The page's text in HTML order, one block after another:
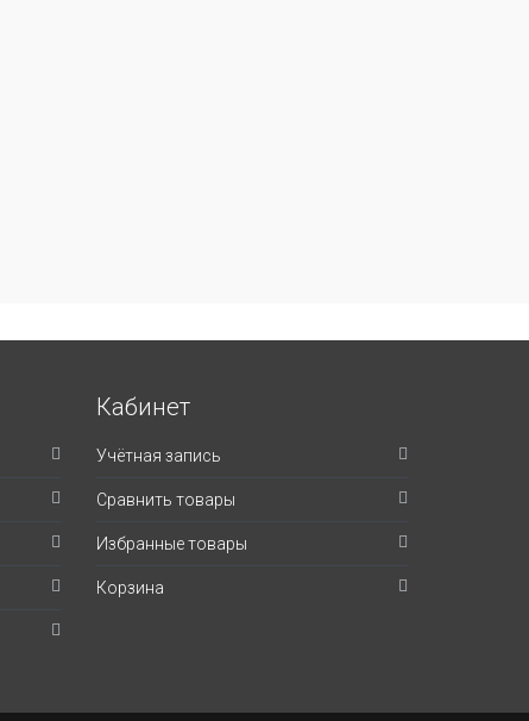
Кабинет
Учётная запись
Сравнить товары
Избранные товары
Корзина